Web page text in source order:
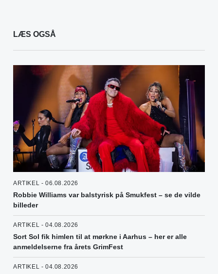
LÆS OGSÅ
ARTIKEL - 06.08.2026
Robbie Williams var balstyrisk på Smukfest – se de vilde
billeder
ARTIKEL - 04.08.2026
Sort Sol fik himlen til at mørkne i Aarhus – her er alle
anmeldelserne fra årets GrimFest
ARTIKEL - 04.08.2026